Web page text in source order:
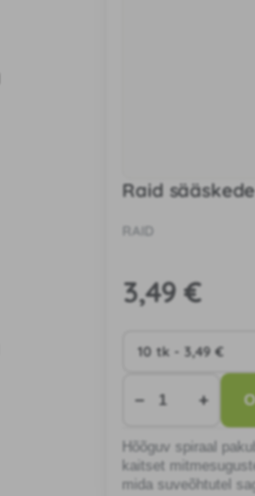
Raid
RAID
3,49 €
− +
Hõõguv spiraal
kaitset
mida suveõhtutel